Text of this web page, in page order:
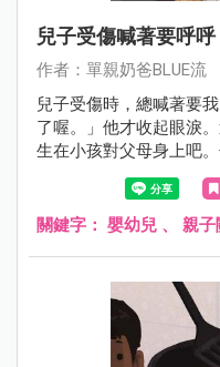
兒子受傷喊著要呼
作者：單親奶爸BLUE流
兒子受傷時，總喊著要
了喔。」他才收起眼淚
生在小孩對父母身上吧
就是有一個大人會在他
關鍵字： 嬰幼兒 、 親子